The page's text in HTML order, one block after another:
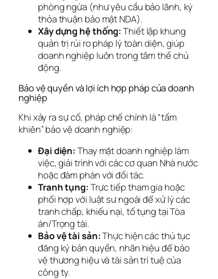
phòng ngừa (như yêu cầu bảo lãnh, ký
thỏa thuận bảo mật NDA).
Xây dựng hệ thống:Thiết lập khung
quản trị rủi ro pháp lý toàn diện, giúp
doanh nghiệp luôn trong tâm thế chủ
động.
Bảo vệ quyền và lợi ích hợp pháp của doanh
nghiệp
Khi xảy ra sự cố, pháp chế chính là “tấm
khiên” bảo vệ doanh nghiệp:
Đại diện:Thay mặt doanh nghiệp làm
việc, giải trình với các cơ quan Nhà nước
hoặc đàm phán với đối tác.
Tranh tụng:Trực tiếp tham gia hoặc
phối hợp với luật sư ngoài để xử lý các
tranh chấp, khiếu nại, tố tụng tại Tòa
án/Trọng tài.
Bảo vệ tài sản:Thực hiện các thủ tục
đăng ký bản quyền, nhãn hiệu để bảo
vệ thương hiệu và tài sản trí tuệ của
công ty.